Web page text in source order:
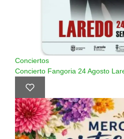
Conciertos
Concierto Fangoria 24 Agosto